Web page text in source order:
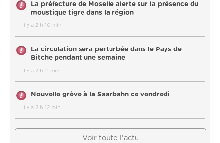
La préfecture de Moselle alerte sur la présence du
moustique tigre dans la région
il y a 2 h 10 min
La circulation sera perturbée dans le Pays de
Bitche pendant une semaine
il y a 2 h 11 min
Nouvelle grève à la Saarbahn ce vendredi
il y a 2 h 12 min
Voir toute l'actu